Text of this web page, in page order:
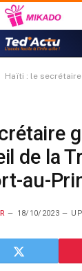
Haïti : le secrétaire général du Haut
de la
au-
18/10/2023